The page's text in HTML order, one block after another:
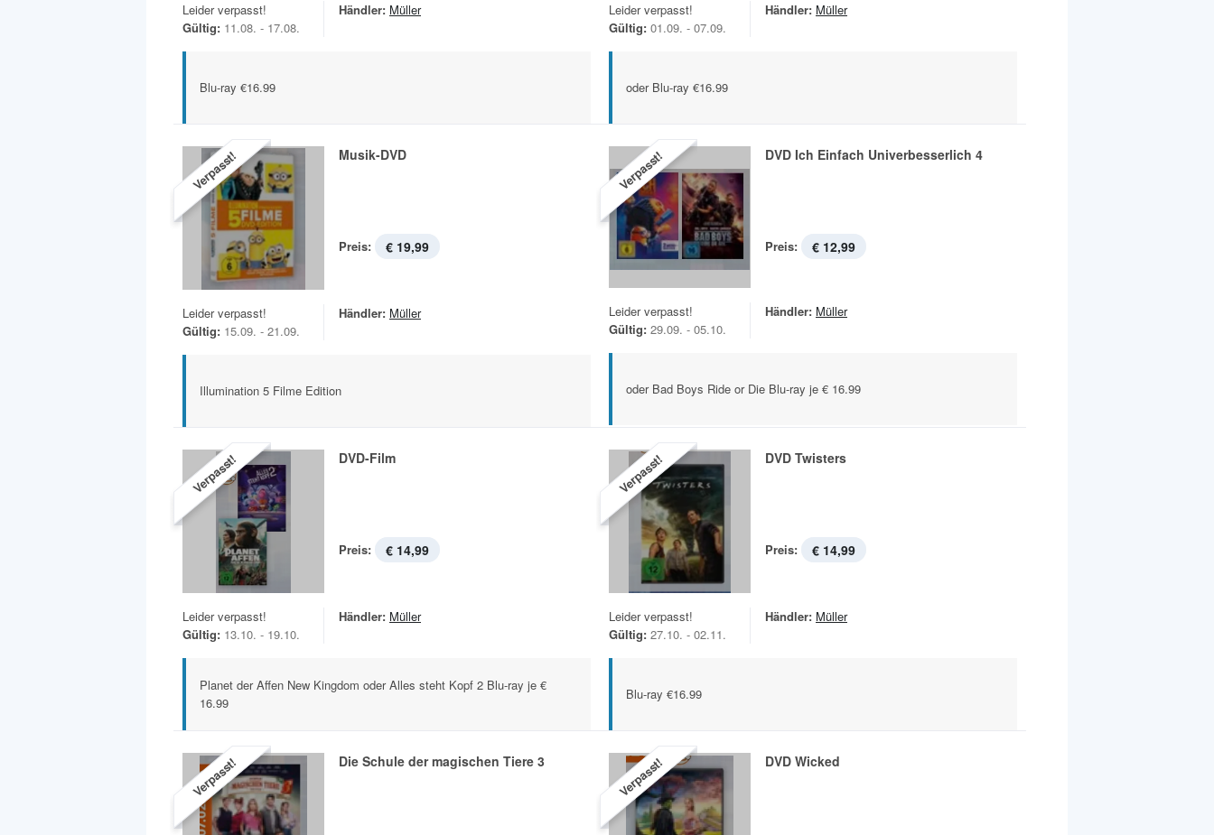
Leider verpasst!
Gültig: 11.08. - 17.08.
Händler: Müller
Blu-ray €16.99
Leider verpasst!
Gültig: 01.09. - 07.09.
Händler: Müller
oder Blu-ray €16.99
Verpasst! Musik-DVD
Preis: € 19,99
Leider verpasst!
Gültig: 15.09. - 21.09.
Händler: Müller
Illumination 5 Filme Edition
Verpasst! DVD Ich Einfach Univerbesserlich 4
Preis: € 12,99
Leider verpasst!
Gültig: 29.09. - 05.10.
Händler: Müller
oder Bad Boys Ride or Die Blu-ray je € 16.99
Verpasst! DVD-Film
Preis: € 14,99
Leider verpasst!
Gültig: 13.10. - 19.10.
Händler: Müller
Planet der Affen New Kingdom oder Alles steht Kopf 2 Blu-ray je €
16.99
Verpasst! DVD Twisters
Preis: € 14,99
Leider verpasst!
Gültig: 27.10. - 02.11.
Händler: Müller
Blu-ray €16.99
Verpasst! Die Schule der magischen Tiere 3 Verpasst! DVD Wicked